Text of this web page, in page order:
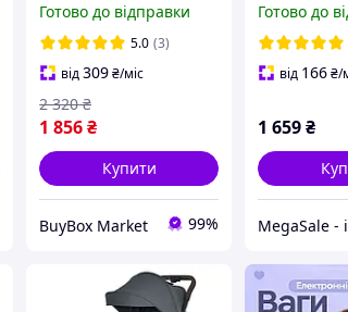
дітей та дорослих до
120 кг Swan Baby з
дисплеєм
Готово до відправки
5.0 (3)
від309₴/міс
1 856₴
2 320 ₴
Купити
BuyBox Market 99%
захистом
розмір 34-
Готово до
від 166₴/
1 659₴